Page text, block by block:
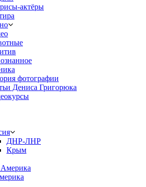
актёры
фотографии
Дениса Григорюка
ДНР-ЛНР
Крым